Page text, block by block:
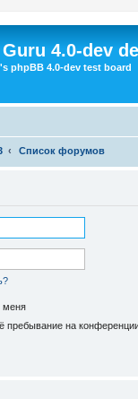
4.0-dev
phpBB 4.0-dev test board
Список форумов
меня
пребывание на